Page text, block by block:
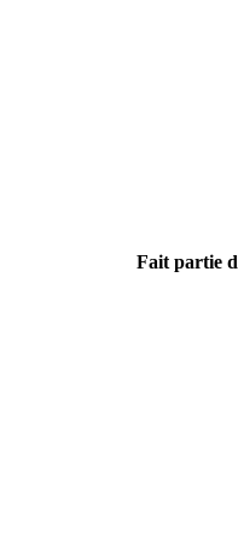
Fait partie